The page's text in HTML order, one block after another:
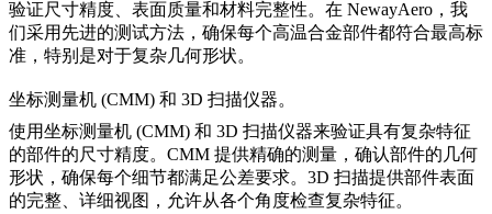
验证尺寸精度、表面质量和材料完整性。在 NewayAero，我
们采用先进的测试方法，确保每个高温合金部件都符合最高标
准，特别是对于复杂几何形状。
坐标测量机 (CMM) 和 3D 扫描仪器。
使用坐标测量机 (CMM) 和 3D 扫描仪器来验证具有复杂特征
的部件的尺寸精度。CMM 提供精确的测量，确认部件的几何
形状，确保每个细节都满足公差要求。3D 扫描提供部件表面
的完整、详细视图，允许从各个角度检查复杂特征。